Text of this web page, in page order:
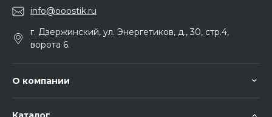
info@ooostik.ru
г. Дзержинский, ул. Энергетиков, д., 30, стр.4,
ворота 6.
О компании